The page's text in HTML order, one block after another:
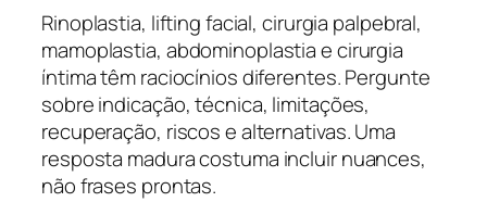
Rinoplastia, lifting facial, cirurgia palpebral,
mamoplastia, abdominoplastia e cirurgia
íntima têm raciocínios diferentes. Pergunte
sobre indicação, técnica, limitações,
recuperação, riscos e alternativas. Uma
resposta madura costuma incluir nuances,
não frases prontas.